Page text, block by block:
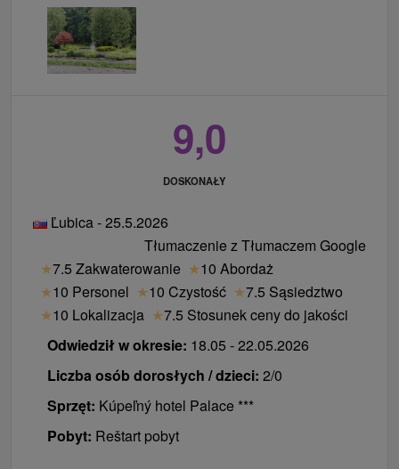
9,0
DOSKONAŁY
Ľubica - 25.5.2026
Tłumaczenie z Tłumaczem Google
★7.5 Zakwaterowanie ★10 Abordaż
★10 Personel ★10 Czystość ★7.5 Sąsiedztwo
★10 Lokalizacja ★7.5 Stosunek ceny do jakości
Odwiedził w okresie: 18.05 - 22.05.2026
Liczba osób dorosłych / dzieci: 2/0
Sprzęt: Kúpeľný hotel Palace ***
Pobyt: Reštart pobyt